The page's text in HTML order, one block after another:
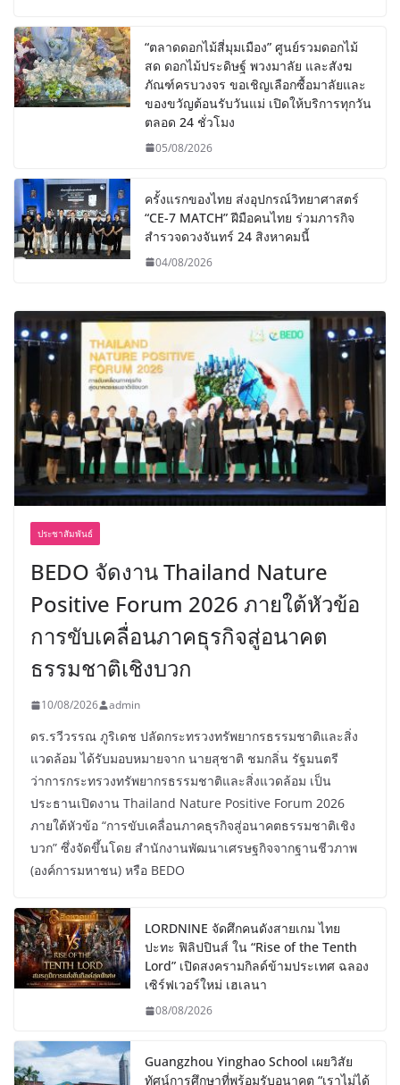
“ตลาดดอกไม้สี่มุมเมือง” ศูนย์รวมดอกไม้
สด ดอกไม้ประดิษฐ์ พวงมาลัย และสังฆ
ภัณฑ์ครบวงจร ขอเชิญเลือกซื้อมาลัยและ
ของขวัญต้อนรับวันแม่ เปิดให้บริการทุกวัน
ตลอด 24 ชั่วโมง
05/08/2026
ครั้งแรกของไทย ส่งอุปกรณ์วิทยาศาสตร์
“CE-7 MATCH” ฝีมือคนไทย ร่วมภารกิจ
สำรวจดวงจันทร์ 24 สิงหาคมนี้
04/08/2026
ประชาสัมพันธ์
BEDO จัดงาน Thailand Nature
Positive Forum 2026 ภายใต้หัวข้อ
การขับเคลื่อนภาคธุรกิจสู่อนาคต
ธรรมชาติเชิงบวก
10/08/2026 admin
ดร.รวีวรรณ ภูริเดช ปลัดกระทรวงทรัพยากรธรรมชาติและสิ่ง
แวดล้อม ได้รับมอบหมายจาก นายสุชาติ ชมกลิ่น รัฐมนตรี
ว่าการกระทรวงทรัพยากรธรรมชาติและสิ่งแวดล้อม เป็น
ประธานเปิดงาน Thailand Nature Positive Forum 2026
ภายใต้หัวข้อ “การขับเคลื่อนภาคธุรกิจสู่อนาคตธรรมชาติเชิง
บวก” ซึ่งจัดขึ้นโดย สำนักงานพัฒนาเศรษฐกิจจากฐานชีวภาพ
(องค์การมหาชน) หรือ BEDO
LORDNINE จัดศึกคนดังสายเกม ไทย
ปะทะ ฟิลิปปินส์ ใน “Rise of the Tenth
Lord” เปิดสงครามกิลด์ข้ามประเทศ ฉลอง
เซิร์ฟเวอร์ใหม่ เฮเลนา
08/08/2026
Guangzhou Yinghao School เผยวิสัย
ทัศน์การศึกษาที่พร้อมรับอนาคต “เราไม่ได้